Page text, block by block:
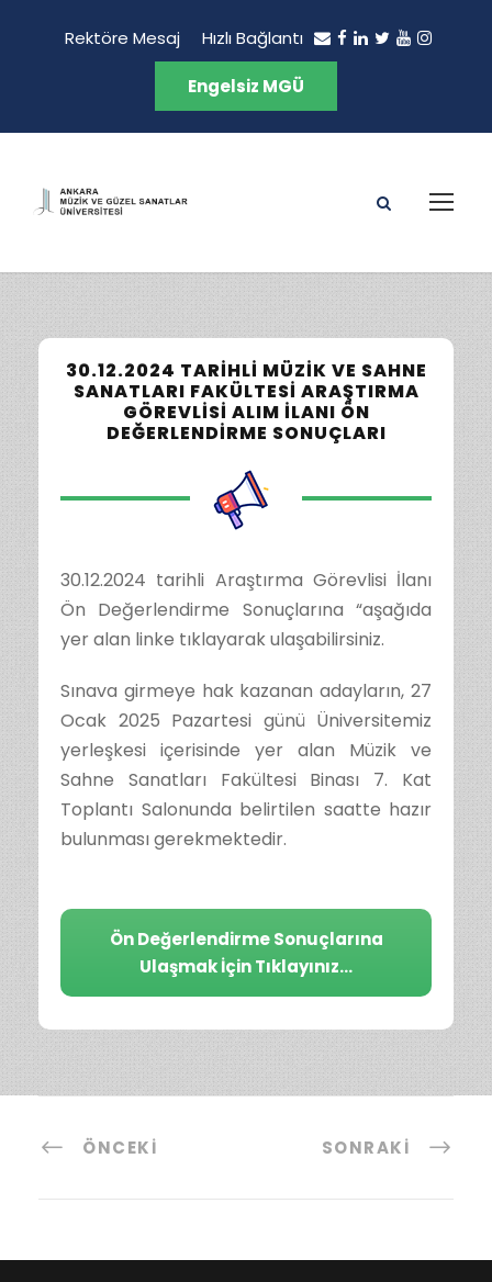
Rektöre Mesaj Hızlı Bağlantı
Engelsiz MGÜ
30.12.2024 TARIHLI MÜZIK VE SAHNE
SANATLARI FAKÜLTESI ARAŞTIRMA
GÖREVLISI ALIM İLANI ÖN
DEĞERLENDIRME SONUÇLARI
30.12.2024 tarihli Araştırma Görevlisi İlanı
Ön Değerlendirme Sonuçlarına “aşağıda
yer alan linke tıklayarak ulaşabilirsiniz.
Sınava girmeye hak kazanan adayların, 27
Ocak 2025 Pazartesi günü Üniversitemiz
yerleşkesi içerisinde yer alan Müzik ve
Sahne Sanatları Fakültesi Binası 7. Kat
Toplantı Salonunda belirtilen saatte hazır
bulunması gerekmektedir.
Ön Değerlendirme Sonuçlarına
Ulaşmak İçin Tıklayınız…
ÖNCEKI SONRAKI